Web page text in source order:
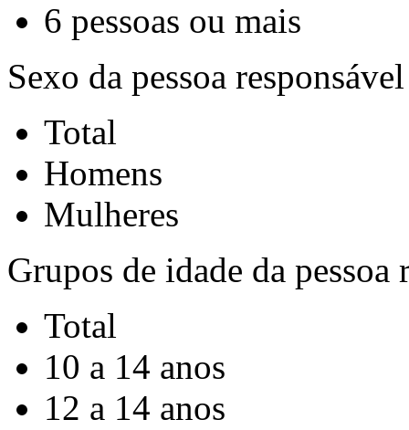
6 pessoas ou mais
Sexo da pessoa
Total
Homens
Mulheres
Grupos de idade da
Total
10 a 14 anos
12 a 14 anos